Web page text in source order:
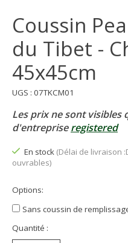
Coussin
du Tibet -
45x45cm
UGS : 07TKCM01
Les prix ne sont visibles
d'entrepriseregistered
En stock (Délai de livraison
ouvrables)
Options:
Sans coussin de
Quantité :